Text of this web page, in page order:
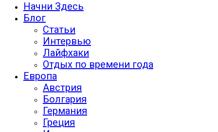
Начни Здесь
Блог
Статьи
Интервью
Лайфхаки
Отдых по времени года
Европа
Австрия
Болгария
Германия
Греция